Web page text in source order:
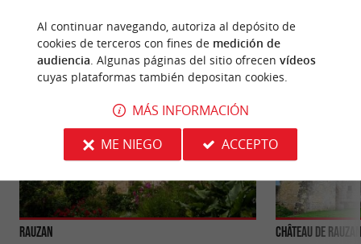
Rauzan Château de Rauzan
Al continuar navegando, autoriza al depósito de
cookies de terceros con fines de medición de
audiencia . Algunas páginas del sitio ofrecen vídeos
cuyas plataformas también depositan cookies.
MÁS INFORMACIÓN
ME NIEGO
ACCEPTO